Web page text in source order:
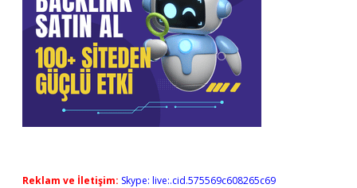
Reklam ve İletişim: Skype: live:.cid.575569c608265c69